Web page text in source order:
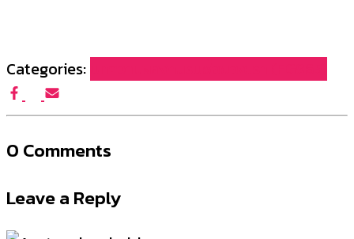
Categories:
0 Comments
Leave a Reply